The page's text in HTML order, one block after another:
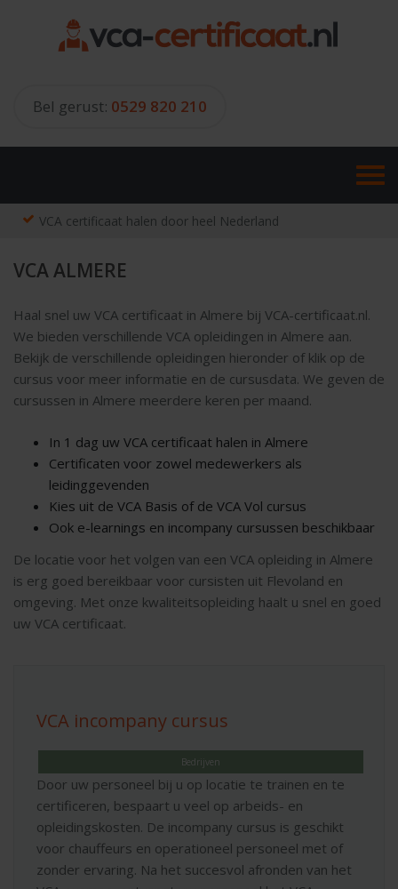
Bel gerust: 0529 820 210
VCA certificaat halen door heel Nederland
VCA ALMERE
Haal snel uw VCA certificaat in Almere bij VCA-certificaat.nl.
We bieden verschillende VCA opleidingen in Almere aan.
Bekijk de verschillende opleidingen hieronder of klik op de
cursus voor meer informatie en de cursusdata. We geven de
cursussen in Almere meerdere keren per maand.
In 1 dag uw VCA certificaat halen in Almere
Certificaten voor zowel medewerkers als
leidinggevenden
Kies uit de VCA Basis of de VCA Vol cursus
Ook e-learnings en incompany cursussen beschikbaar
De locatie voor het volgen van een VCA opleiding in Almere
is erg goed bereikbaar voor cursisten uit Flevoland en
omgeving. Met onze kwaliteitsopleiding haalt u snel en goed
uw VCA certificaat.
VCA incompany cursus
Bedrijven
Door uw personeel bij u op locatie te trainen en te
certificeren, bespaart u veel op arbeids- en
opleidingskosten. De incompany cursus is geschikt
voor chauffeurs en operationeel personeel met of
zonder ervaring. Na het succesvol afronden van het